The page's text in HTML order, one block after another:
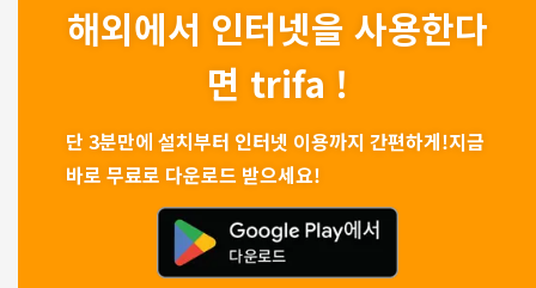
해외에서 인터넷을 사용한다
면 trifa !
단 3분만에 설치부터 인터넷 이용까지 간편하게!지금
바로 무료로 다운로드 받으세요!